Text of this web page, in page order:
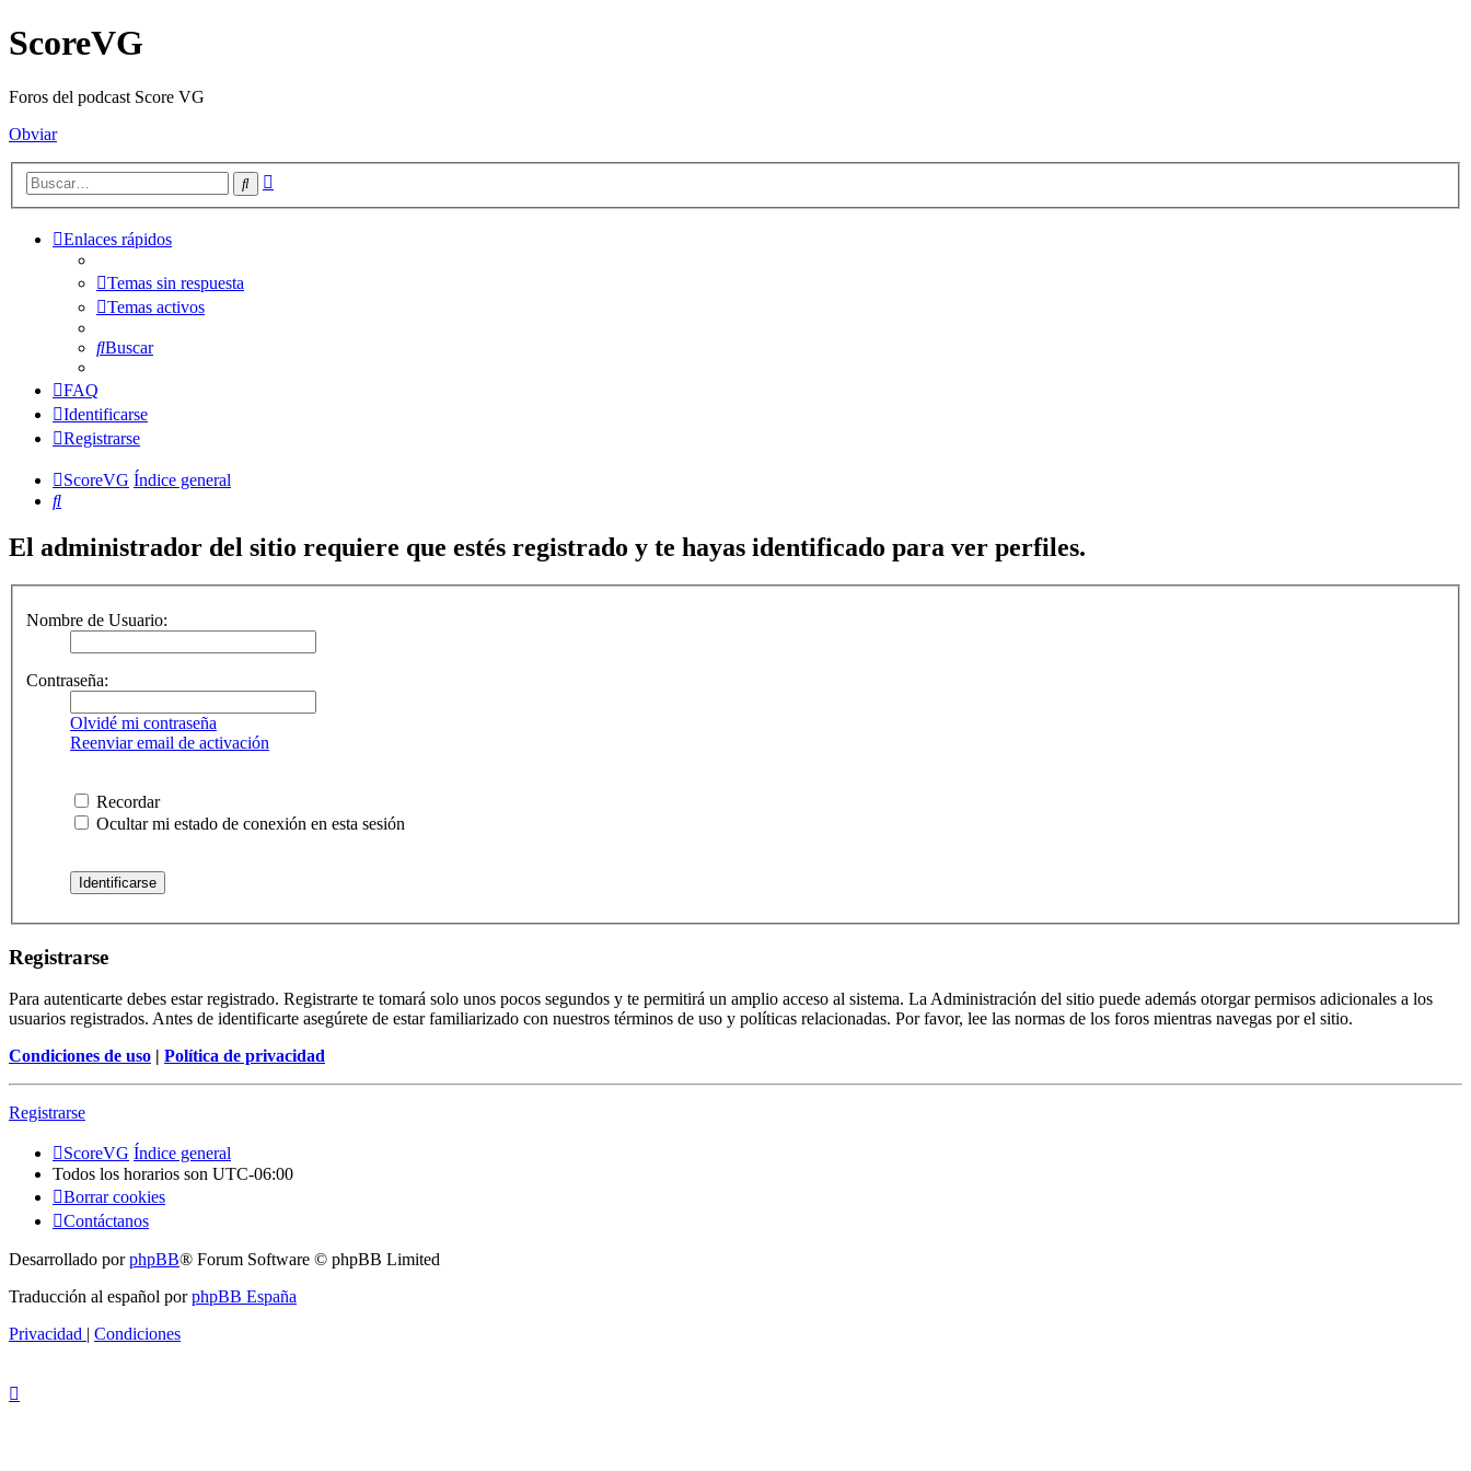
ScoreVG
Foros del podcast Score VG
Obviar
Buscar
Enlaces rápidos
Temas sin respuesta
Temas activos
Buscar
FAQ
Identificarse
Registrarse
ScoreVG Índice general
Buscar
El administrador del sitio requiere que estés registrado y te hayas identificado para ver perfiles.
Nombre de Usuario:
Contraseña:
Olvidé mi contraseña
Reenviar email de activación
Recordar
Ocultar mi estado de conexión en esta sesión
Registrarse
Para autenticarte debes estar registrado. Registrarte te tomará solo unos pocos segundos y te permitirá un amplio acceso al sistema. La Administración del sitio puede además otorgar permisos adicionales a los
usuarios registrados. Antes de identificarte asegúrete de estar familiarizado con nuestros términos de uso y políticas relacionadas. Por favor, lee las normas de los foros mientras navegas por el sitio.
Condiciones de uso | Política de privacidad
Registrarse
ScoreVG Índice general
Todos los horarios son UTC-06:00
Borrar cookies
Contáctanos
Desarrollado porphpBB® Forum Software © phpBB Limited
Traducción al español porphpBB España
Privacidad | Condiciones